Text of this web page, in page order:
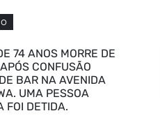
74 ANOS MORRE DE
CONFUSÃO
BAR NA AVENIDA
UMA PESSOA
FOI DETIDA.